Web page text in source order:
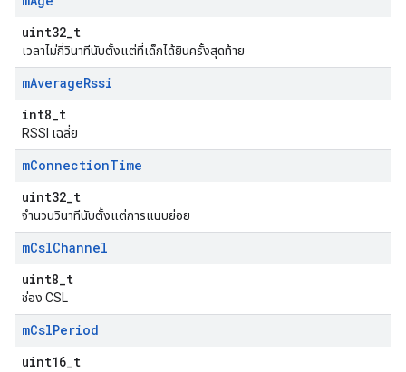
uint32_t
เวลาไม่กี่วินาทีนับตั้งแต่ที่เด็กได้ยินครั้งสุดท้าย
mAverageRssi
int8_t
RSSI เฉลี่ย
mConnectionTime
uint32_t
จำนวนวินาทีนับตั้งแต่การแนบย่อย
mCslChannel
uint8_t
ช่อง CSL
mCslPeriod
uint16_t